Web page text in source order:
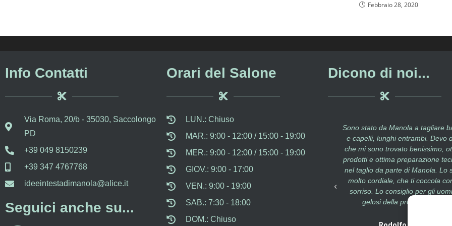
Febbraio 28, 2020
Info Contatti
Via Roma, 20/b - 35030, Saccolongo
PD
+39 049 8150239
+39 347 4767768
ideeintestadimanola@alice.it
Seguici anche su...
Orari del Salone
LUN.: Chiuso
MAR.: 9:00 - 12:00 / 15:00 - 19:00
MER.: 9:00 - 12:00 / 15:00 - 19:00
GIOV.: 9:00 - 17:00
VEN.: 9:00 - 19:00
SAB.: 7:30 - 18:00
DOM.: Chiuso
Dicono di noi...
capito subito cosa andava meglio per
me; cosa non facile perché avevo
bel taglio e colpi di luce come
Assolutamente siii
Sono stato da Manola a tagliare
e capelli, lunghi entrambi. Devo
che mi sono trovato benissimo,
prodotti e ottima preparazione
nel taglio da parte di Manola. Lo
molto cordiale, che ti coccola
sorriso. Lo consiglio per gli
gelosi della propria barba.